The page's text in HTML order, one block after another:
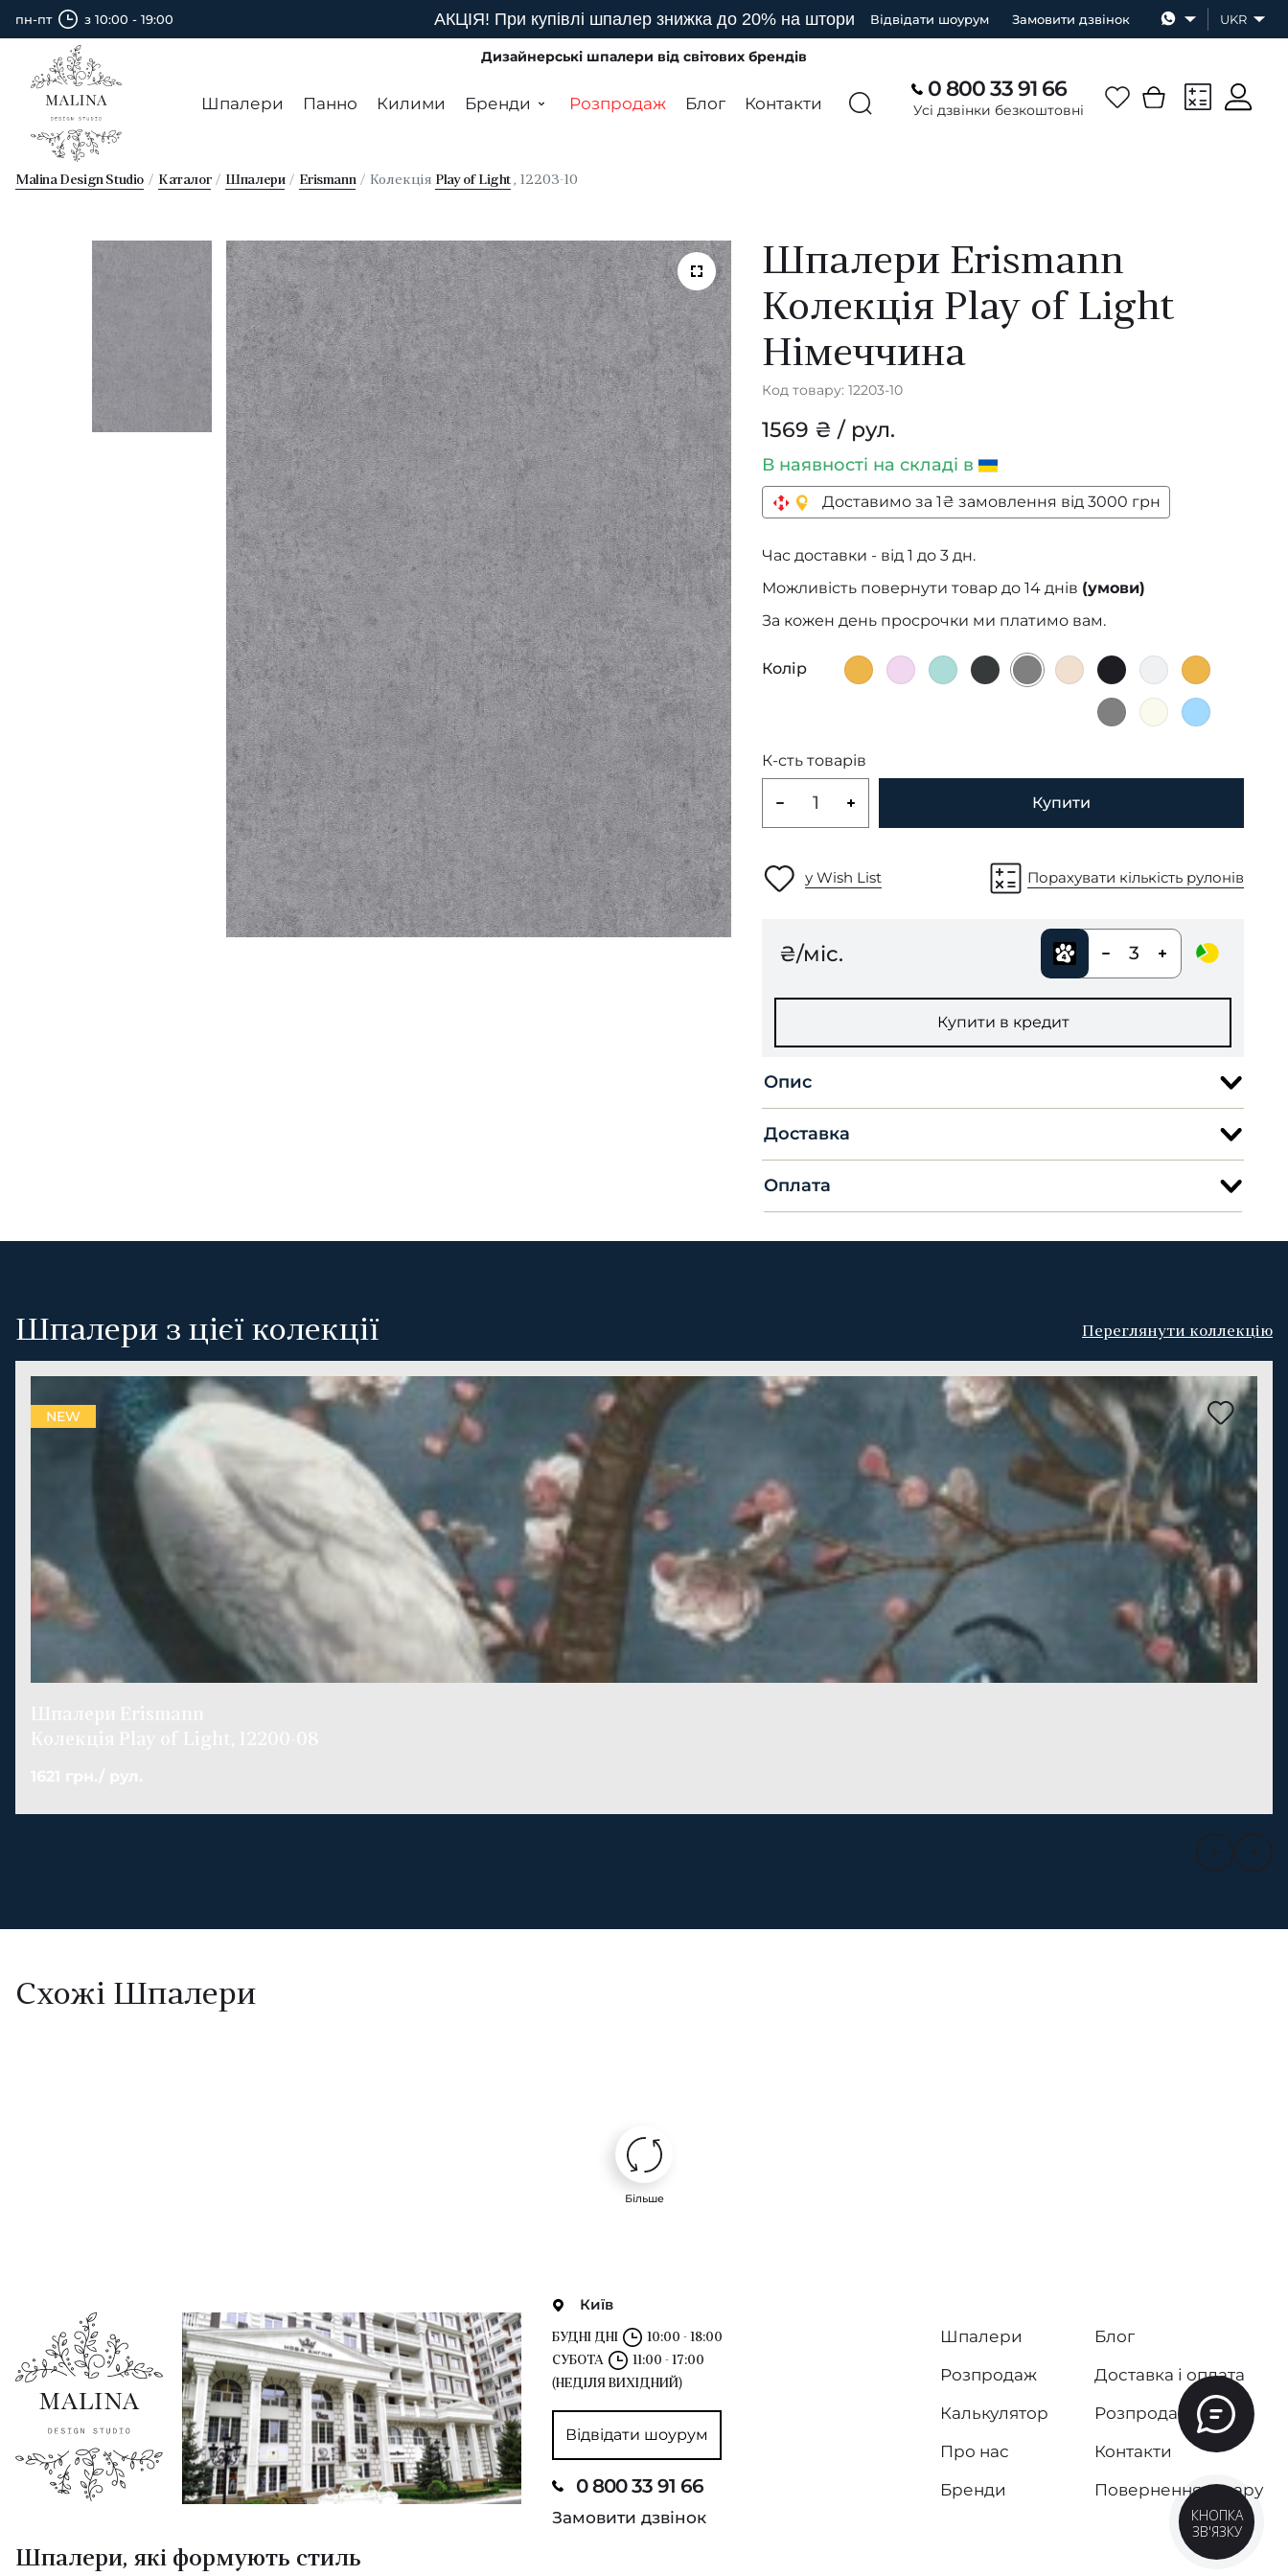
пн-пт з 10:00 - 19:00 АКЦІЯ! При купівлі шпалер знижка до 20% на штори Відвідати шоурум Замовити дзвінок UKR
Дизайнерські шпалери від світових брендів
Шпалери Панно Килими Бренди Розпродаж Блог Контакти
0 800 33 91 66
Усі дзвінки безкоштовні
Malina Design Studio Каталог Шпалери Erismann Колекція Play of Light , 12203-10
Шпалери Erismann
Колекція Play of Light
Німеччина
Код товару: 12203-10
1569 ₴ / рул.
В наявності на складі в
Доставимо за 1₴ замовлення від 3000 грн
Час доставки - від 1 до 3 дн.
Можливість повернути товар до 14 днів (умови)
За кожен день просрочки ми платимо вам.
Колір
К-сть товарів
Купити
у Wish List Порахувати кількість рулонів
₴/міс. 3
Купити в кредит
Опис
Доставка
Оплата
Шпалери з цієї колекції Переглянути коллекцію
NEW
Схожі Шпалери
Більше
Київ
БУДНІ ДНІ
10:00 - 18:00
СУБОТА
11:00 - 17:00
(НЕДІЛЯ ВИХІДНИЙ)
Відвідати шоурум
0 800 33 91 66
Замовити дзвінок
Шпалери
Розпродаж
Калькулятор
Про нас
Бренди
Блог
Доставка і оплата
Розпродаж
Контакти
Повернення товару
Шпалери, які формують стиль
КНОПКА
ЗВ'ЯЗКУ